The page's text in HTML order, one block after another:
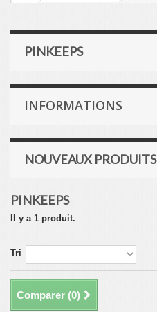
PINKEEPS
INFORMATIONS
NOUVEAUX PRODUITS
PINKEEPS
Il y a 1 produit.
Tri
Comparer (0)